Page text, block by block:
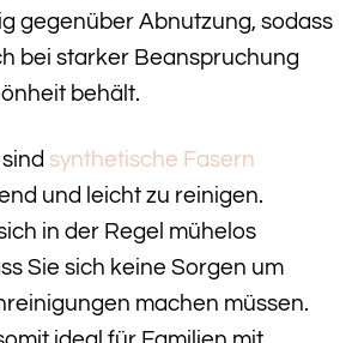
gegenüber Abnutzung, sodass
bei starker Beanspruchung
behält.
synthetische Fasern
und leicht zu reinigen.
in der Regel mühelos
Sie sich keine Sorgen um
machen müssen.